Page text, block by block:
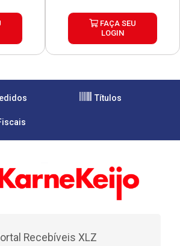
FAÇA SEU
LOGIN
Títulos
Recebíveis XLZ